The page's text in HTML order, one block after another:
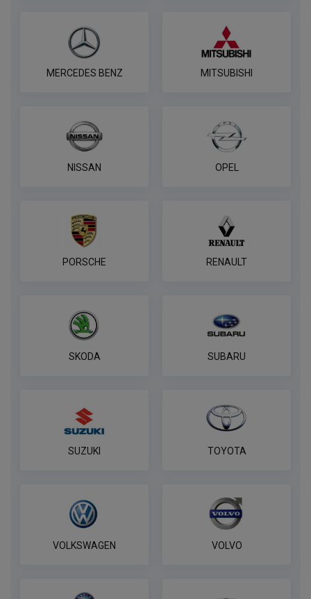
7-контактная розетка Brink
ПОД ЗАКАЗ ОТ 14 ДНЕЙ
по запросу
Розетка WESTFALIA 7-pin,
универсальная
ПОД ЗАКАЗ ОТ 14 ДНЕЙ
по запросу
Полный комплект электропроводки
фаркопа Лидер-плюс, универсальный
ПОД ЗАКАЗ ОТ 14 ДНЕЙ
по запросу
MERCEDES BENZ MITSUBISHI
NISSAN OPEL
PORSCHE RENAULT
SKODA SUBARU
SUZUKI TOYOTA
VOLKSWAGEN VOLVO